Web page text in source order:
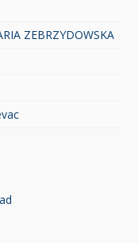
ZEBRZYDOWSKA